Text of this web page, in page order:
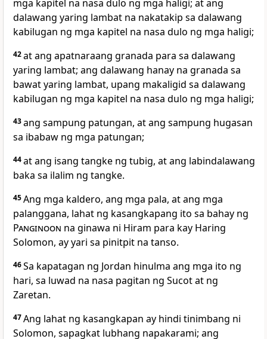
mga kapitel na nasa dulo ng mga haligi; at ang
dalawang yaring lambat na nakatakip sa dalawang
kabilugan ng mga kapitel na nasa dulo ng mga haligi;
42at ang apatnaraang granada para sa dalawang
yaring lambat; ang dalawang hanay na granada sa
bawat yaring lambat, upang makaligid sa dalawang
kabilugan ng mga kapitel na nasa dulo ng mga haligi;
43ang sampung patungan, at ang sampung hugasan
sa ibabaw ng mga patungan;
44at ang isang tangke ng tubig, at ang labindalawang
baka sa ilalim ng tangke.
45Ang mga kaldero, ang mga pala, at ang mga
palanggana, lahat ng kasangkapang ito sa bahay ng
Panginoon na ginawa ni Hiram para kay Haring
Solomon, ay yari sa pinitpit na tanso.
46Sa kapatagan ng Jordan hinulma ang mga ito ng
hari, sa luwad na nasa pagitan ng Sucot at ng
Zaretan.
47Ang lahat ng kasangkapan ay hindi tinimbang ni
Solomon, sapagkat lubhang napakarami; ang